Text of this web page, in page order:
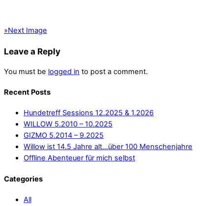
»Next Image
Leave a Reply
You must be logged in to post a comment.
Recent Posts
Hundetreff Sessions 12.2025 & 1.2026
WILLOW 5.2010 – 10.2025
GIZMO 5.2014 – 9.2025
Willow ist 14.5 Jahre alt…über 100 Menschenjahre
Offline Abenteuer für mich selbst
Categories
All